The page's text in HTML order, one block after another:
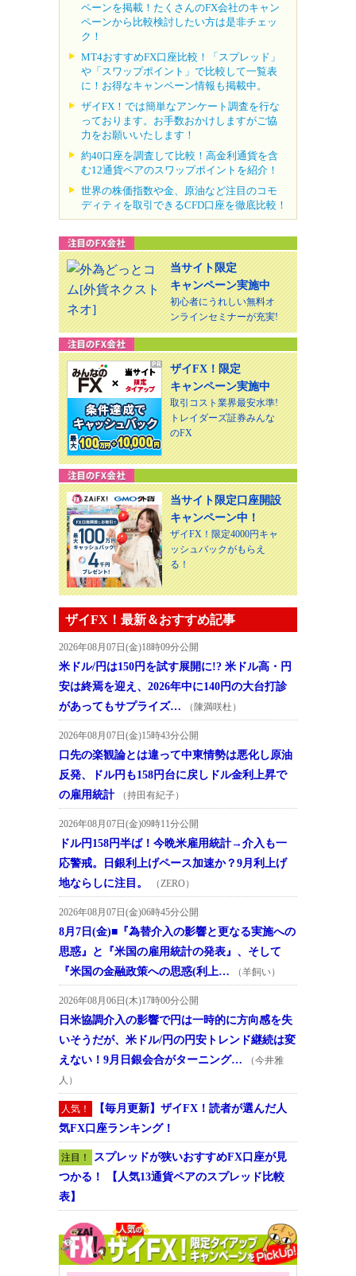
ペーンを掲載！たくさんのFX会社のキャン
ペーンから比較検討したい方は是非チェッ
ク！
MT4おすすめFX口座比較！「スプレッド」
や「スワップポイント」で比較して一覧表
に！お得なキャンペーン情報も掲載中。
ザイFX！では簡単なアンケート調査を行な
っております。お手数おかけしますがご協
力をお願いいたします！
約40口座を調査して比較！高金利通貨を含
む12通貨ペアのスワップポイントを紹介！
世界の株価指数や金、原油など注目のコモ
ディティを取引できるCFD口座を徹底比較！
当サイト限定
キャンペーン実施中
初心者にうれしい無料オ
ンラインセミナーが充実!
ザイFX！限定
キャンペーン実施中
取引コスト業界最安水準!
トレイダーズ証券みんな
のFX
当サイト限定口座開設
キャンペーン中！
ザイFX！限定4000円キャ
ッシュバックがもらえ
る！
ザイFX！最新＆おすすめ記事
2026年08月07日(金)18時09分公開
米ドル/円は150円を試す展開に!? 米ドル高・円
安は終焉を迎え、2026年中に140円の大台打診
があってもサプライズ…
（陳満咲杜）
2026年08月07日(金)15時43分公開
口先の楽観論とは違って中東情勢は悪化し原油
反発、ドル円も158円台に戻しドル金利上昇で
の雇用統計
（持田有紀子）
2026年08月07日(金)09時11分公開
ドル円158円半ば！今晩米雇用統計→介入も一
応警戒。日銀利上げペース加速か？9月利上げ
地ならしに注目。
（ZERO）
2026年08月07日(金)06時45分公開
8月7日(金)■『為替介入の影響と更なる実施への
思惑』と『米国の雇用統計の発表』、そして
『米国の金融政策への思惑(利上…
（羊飼い）
2026年08月06日(木)17時00分公開
日米協調介入の影響で円は一時的に方向感を失
いそうだが、米ドル/円の円安トレンド継続は変
えない！9月日銀会合がターニング…
（今井雅
人）
人気！
【毎月更新】ザイFX！読者が選んだ人
気FX口座ランキング！
注目！
スプレッドが狭いおすすめFX口座が見
つかる！ 【人気13通貨ペアのスプレッド比較
表】